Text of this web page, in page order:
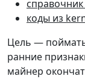
коды из
Цель —
ранние
майнер